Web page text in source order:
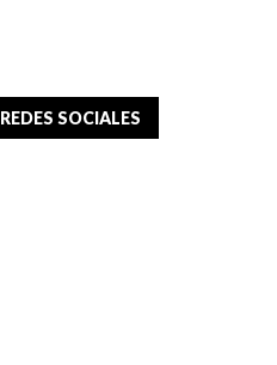
REDES SOCIALES